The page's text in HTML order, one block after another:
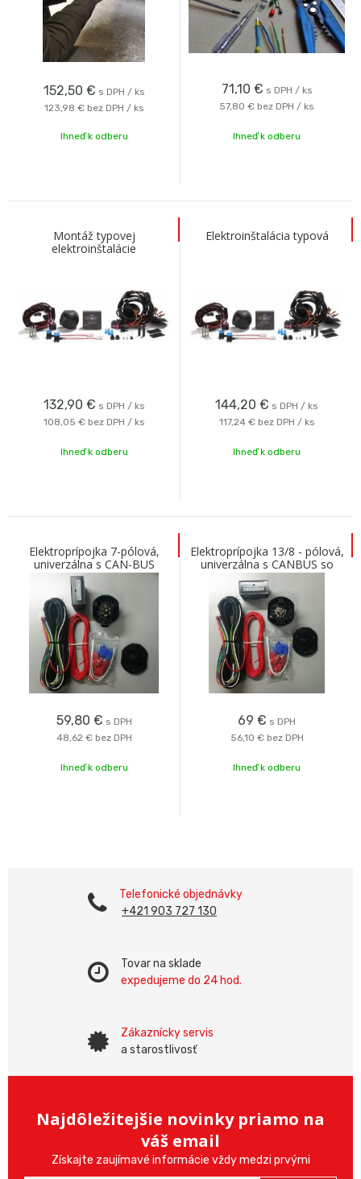
152,50 € s DPH / ks
123,98 € bez DPH / ks
Ihneď k odberu
71,10 € s DPH / ks
57,80 € bez DPH / ks
Ihneď k odberu
Montáž typovej
elektroinštalácie
132,90 € s DPH / ks
108,05 € bez DPH / ks
Ihneď k odberu
Elektroinštalácia typová
144,20 € s DPH / ks
117,24 € bez DPH / ks
Ihneď k odberu
Elektroprípojka 7-pólová,
univerzálna s CAN-BUS
59,80 € s DPH
48,62 € bez DPH
Ihneď k odberu
Elektroprípojka 13/8 - pólová,
univerzálna s CANBUS so
zapojením cúvacieho svetla
69 € s DPH
56,10 € bez DPH
Ihneď k odberu
Telefonické objednávky
+421 903 727 130
Tovar na sklade
expedujeme do 24 hod.
Zákaznícky servis
a starostlivosť
Najdôležitejšie novinky priamo na
váš email
Získajte zaujímavé informácie vždy medzi prvými